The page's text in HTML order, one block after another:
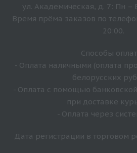
ул. Академическая, д. 7: Пн –
Время прёма заказов по
20:00.
Способы
- Оплата наличными (оплата
белорусских
- Оплата с помощью
при доставке
- Оплата через
Дата регистрации в торговом